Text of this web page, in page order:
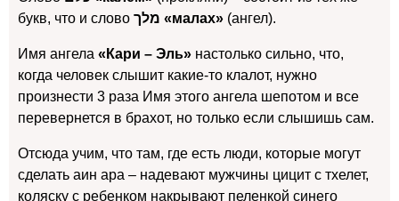
букв, что и слово
מלך «малах» (ангел).
Имя ангела «Кари – Эль» настолько сильно, что,
когда человек слышит какие-то клалот, нужно
произнести 3 раза Имя этого ангела шепотом и все
перевернется в брахот, но только если слышишь сам.
Отсюда учим, что там, где есть люди, которые могут
сделать аин ара – надевают мужчины цицит с тхелет,
коляску с ребенком накрывают пеленкой синего